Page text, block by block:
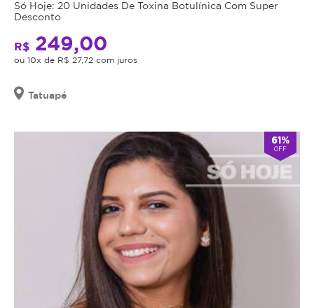
Só Hoje: 20 Unidades De Toxina Botulínica Com Super
Desconto
R$ 249,00
ou 10x de R$ 27,72 com juros
Tatuapé
61%
OFF